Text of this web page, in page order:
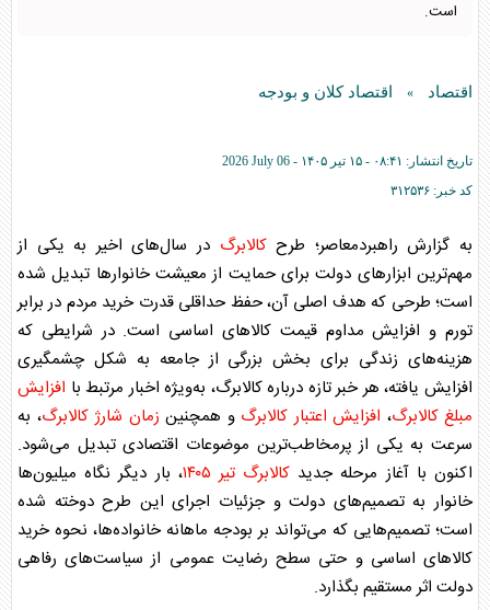
است.
اقتصاد » اقتصاد کلان و بودجه
تاریخ انتشار: ۰۸:۴۱ - ۱۵ تير ۱۴۰۵ -
2026 July 06
کد خبر: ۳۱۲۵۳۶
به گزارش راهبردمعاصر؛ طرحکالابرگ در سال‌های اخیر به یکی از
مهم‌ترین ابزارهای دولت برای حمایت از معیشت خانوارها تبدیل شده
است؛ طرحی که هدف اصلی آن، حفظ حداقلی قدرت خرید مردم در برابر
تورم و افزایش مداوم قیمت کالاهای اساسی است. در شرایطی که
هزینه‌های زندگی برای بخش بزرگی از جامعه به شکل چشمگیری
افزایش یافته، هر خبر تازه دربارهکالابرگ، به‌ویژه اخبار مرتبط با افزایش
مبلغ کالابرگ، افزایش اعتبار کالابرگ و همچنین زمان شارژ کالابرگ، به
سرعت به یکی از پرمخاطب‌ترین موضوعات اقتصادی تبدیل می‌شود.
اکنون با آغاز مرحله جدید کالابرگ تیر ۱۴۰۵
، بار دیگر نگاه میلیون‌ها
خانوار به تصمیم‌های دولت و جزئیات اجرای این طرح دوخته شده
است؛ تصمیم‌هایی که می‌تواند بر بودجه ماهانه خانواده‌ها، نحوه خرید
کالاهای اساسی و حتی سطح رضایت عمومی از سیاست‌های رفاهی
دولت اثر مستقیم بگذارد.